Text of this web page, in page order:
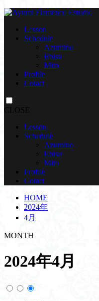
Lesson
Schedule
Azumino
Ebisu
Mito
Profile
Cotact
CLOSE
Lesson
Schedule
Azumino
Ebisu
Mito
Profile
Cotact
HOME
2024年
4月
MONTH
2024年4月